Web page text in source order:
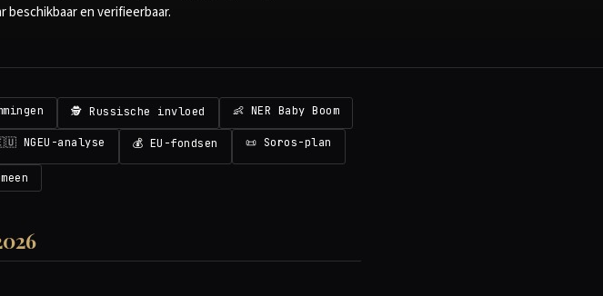
beschikbaar en verifieerbaar.
🕵 Russische invloed 👶 NER Baby Boom
NGEU-analyse 💰 EU-fondsen 📜 Soros-plan